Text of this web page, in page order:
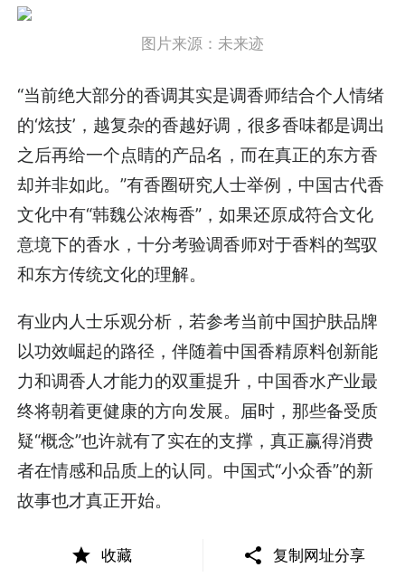
图片来源：未来迹
“当前绝大部分的香调其实是调香师结合个人情绪
的‘炫技’，越复杂的香越好调，很多香味都是调出
之后再给一个点睛的产品名，而在真正的东方香
却并非如此。”有香圈研究人士举例，中国古代香
文化中有“韩魏公浓梅香”，如果还原成符合文化
意境下的香水，十分考验调香师对于香料的驾驭
和东方传统文化的理解。
有业内人士乐观分析，若参考当前中国护肤品牌
以功效崛起的路径，伴随着中国香精原料创新能
力和调香人才能力的双重提升，中国香水产业最
终将朝着更健康的方向发展。届时，那些备受质
疑“概念”也许就有了实在的支撑，真正赢得消费
者在情感和品质上的认同。中国式“小众香”的新
故事也才真正开始。
收藏 复制网址分享